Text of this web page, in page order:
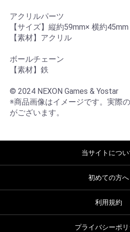
アクリルパーツ
【サイズ】縦約59mm× 横約45mm
【素材】アクリル
ボールチェーン
【素材】鉄
© 2024 NEXON Games & Yostar
※商品画像はイメージです。実際
がございます。
当サイトについ
初めての方へ
利用規約
プライバシーポ